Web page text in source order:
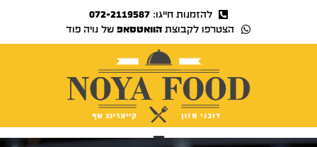
להזמנות חייגו:072-2119587
הצטרפו לקבוצתהוואטסאפ של נויה פוד